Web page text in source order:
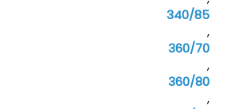
340/85
,
360/70
,
360/80
,